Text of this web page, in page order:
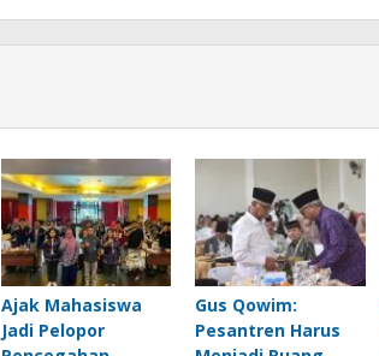
Ajak Mahasiswa
Jadi Pelopor
Gus Qowim:
Pesantren Harus